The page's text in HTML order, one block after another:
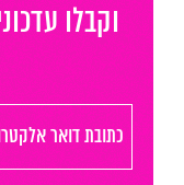
וקבלו